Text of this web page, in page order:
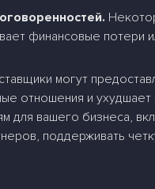
финансовые потери
могут
отношения и
для вашего бизнеса,
поддерживать